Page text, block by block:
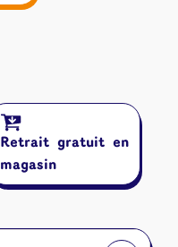
Retrait gratuit en
magasin